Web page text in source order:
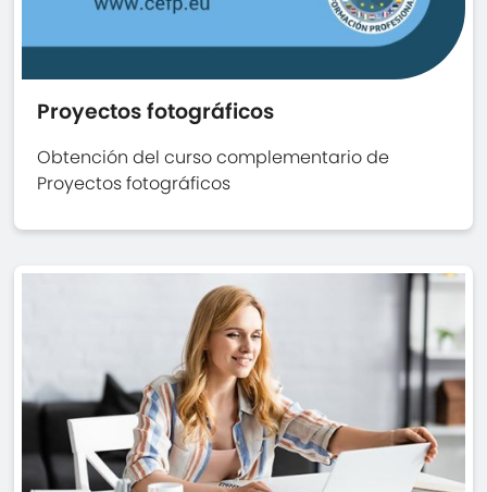
Proyectos fotográficos
Obtención del curso complementario de
Proyectos fotográficos